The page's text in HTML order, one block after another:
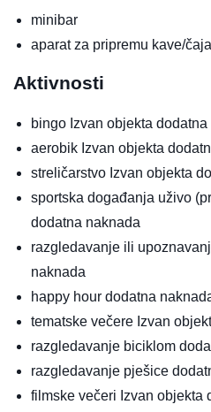
minibar
aparat za pripremu kave/čaja
Aktivnosti
bingo Izvan objekta dodatna
aerobik Izvan objekta
streličarstvo Izvan objekta
sportska događanja uživo
dodatna naknada
razgledavanje ili
naknada
happy hour dodatna
tematske večere Izvan
razgledavanje biciklom
razgledavanje pješice
filmske večeri Izvan objekta